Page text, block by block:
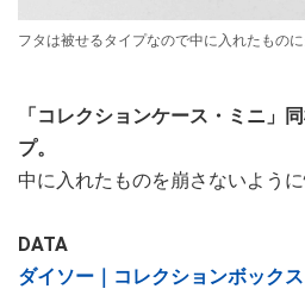
フタは被せるタイプなので中に入れたもの
「コレクションケース・ミニ」
プ。
中に入れたものを崩さないよう
DATA
ダイソー｜コレクションボック